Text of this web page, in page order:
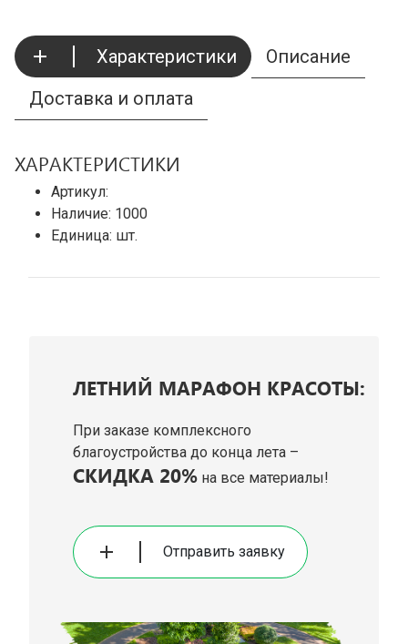
Характеристики
Описание
Доставка и оплата
ХАРАКТЕРИСТИКИ
Артикул:
Наличие: 1000
Единица: шт.
ЛЕТНИЙ МАРАФОН КРАСОТЫ:
При заказе комплексного
благоустройства до конца лета –
СКИДКА 20% на все материалы!
Отправить заявку